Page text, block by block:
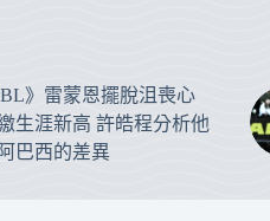
》雷蒙恩擺脫沮喪心
生涯新高 許皓程分析他
巴西的差異